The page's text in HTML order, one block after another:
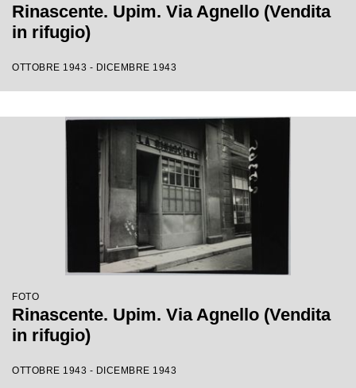
Rinascente. Upim. Via Agnello (Vendita
in rifugio)
OTTOBRE 1943 - DICEMBRE 1943
FOTO
Rinascente. Upim. Via Agnello (Vendita
in rifugio)
OTTOBRE 1943 - DICEMBRE 1943